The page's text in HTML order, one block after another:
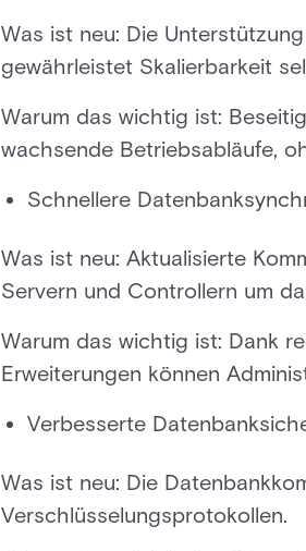
Was ist neu: Die
gewährleistet Skalierbarkeit
Warum das wichtig ist:
wachsende Betriebsabläufe,
Schnellere
Was ist neu: Aktualisierte
Servern und Controllern um
Warum das wichtig ist: Dank
Erweiterungen können
Verbesserte
Was ist neu: Die
Verschlüsselungsprotokollen.